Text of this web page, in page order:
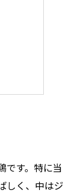
です。特に当
しく、中はジ